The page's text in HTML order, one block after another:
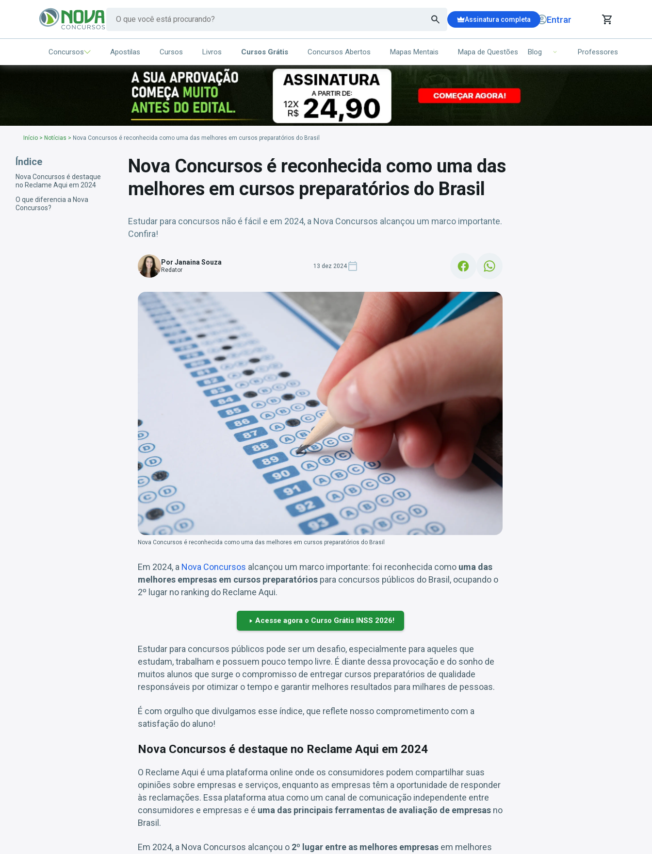
Assinatura completa Entrar
CARRINHO DE COMPRAS
ITENS (00)
Seu carrinho ainda está vazio.
Concursos Apostilas Cursos Livros Cursos Grátis Concursos Abertos Mapas Mentais Mapa de Questões Blog Professores
Início > Notícias > Nova Concursos é reconhecida como uma das melhores em cursos preparatórios do Brasil
Índice
Nova Concursos é destaque
no Reclame Aqui em 2024
O que diferencia a Nova
Concursos?
Nova Concursos é reconhecida como uma das
melhores em cursos preparatórios do Brasil
Estudar para concursos não é fácil e em 2024, a Nova Concursos alcançou um marco importante.
Confira!
Por Janaina Souza
Redator
13 dez 2024
Nova Concursos é reconhecida como uma das melhores em cursos preparatórios do Brasil
Em 2024, a Nova Concursos alcançou um marco importante: foi reconhecida como uma das
melhores empresas em cursos preparatórios para concursos públicos do Brasil, ocupando o
2º lugar no ranking do Reclame Aqui.
Acesse agora o Curso Grátis INSS 2026!
Estudar para concursos públicos pode ser um desafio, especialmente para aqueles que
estudam, trabalham e possuem pouco tempo livre. É diante dessa provocação e do sonho de
muitos alunos que surge o compromisso de entregar cursos preparatórios de qualidade
responsáveis por otimizar o tempo e garantir melhores resultados para milhares de pessoas.
É com orgulho que divulgamos esse índice, que reflete nosso comprometimento com a
satisfação do aluno!
Nova Concursos é destaque no Reclame Aqui em 2024
O Reclame Aqui é uma plataforma online onde os consumidores podem compartilhar suas
opiniões sobre empresas e serviços, enquanto as empresas têm a oportunidade de responder
às reclamações. Essa plataforma atua como um canal de comunicação independente entre
consumidores e empresas e é uma das principais ferramentas de avaliação de empresas no
Brasil.
Em 2024, a Nova Concursos alcançou o 2º lugar entre as melhores empresas em melhores